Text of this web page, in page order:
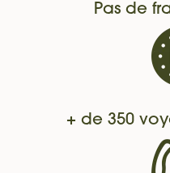
Pas de
+ de 350